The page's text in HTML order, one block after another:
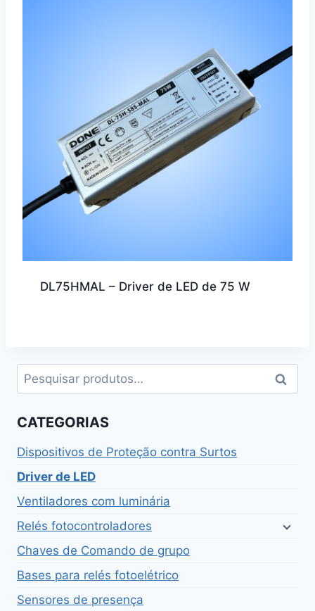
DL75HMAL – Driver de LED de 75 W
Pesquisar
por:
CATEGORIAS
Dispositivos de Proteção contra Surtos
Driver de LED
Ventiladores com luminária
Relés fotocontroladores
Chaves de Comando de grupo
Bases para relés fotoelétrico
Sensores de presença